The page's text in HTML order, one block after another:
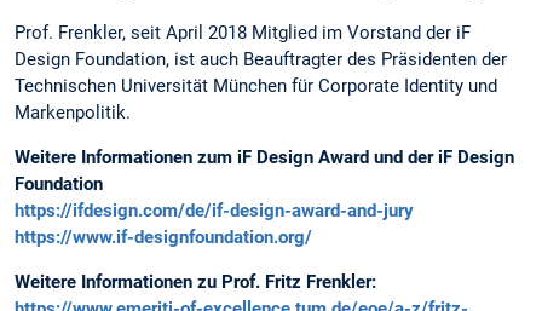
Prof. Frenkler, seit April 2018 Mitglied im Vorstand der iF
Design Foundation, ist auch Beauftragter des Präsidenten der
Technischen Universität München für Corporate Identity und
Markenpolitik.
Weitere Informationen zum iF Design Award und der iF Design
Foundation
https://ifdesign.com/de/if-design-award-and-jury
https://www.if-designfoundation.org/
Weitere Informationen zu Prof. Fritz Frenkler: